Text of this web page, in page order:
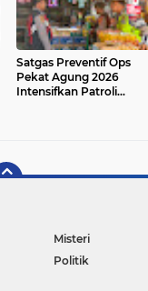
Satgas Preventif Ops
Pekat Agung 2026
Intensifkan Patroli
Misteri
Politik